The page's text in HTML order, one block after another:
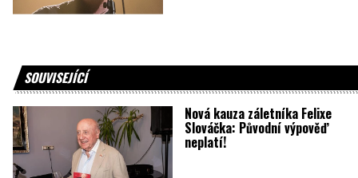
SOUVISEJÍCÍ
Nová kauza záletníka Felixe
Slováčka: Původní výpověď
neplatí!